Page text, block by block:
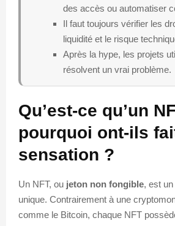
des accès ou automatiser
Il faut toujours vérifier les
liquidité et le risque
Après la hype, les projets
résolvent un vrai problème.
Qu’est-ce qu’un
pourquoi ont-ils
sensation ?
Un NFT, ou jeton non fongible, est
unique. Contrairement à une
comme le Bitcoin, chaque NFT